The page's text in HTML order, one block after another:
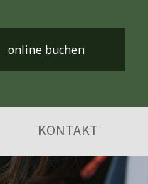
online buchen
KONTAKT